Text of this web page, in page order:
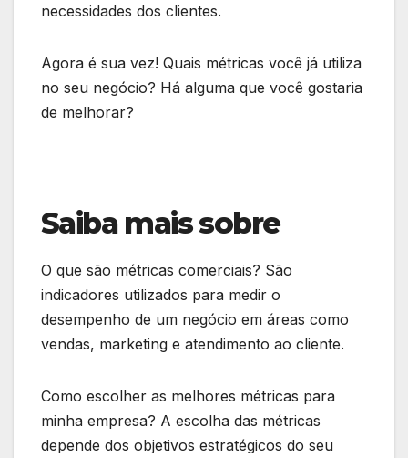
necessidades dos clientes.
Agora é sua vez! Quais métricas você já utiliza
no seu negócio? Há alguma que você gostaria
de melhorar?
Saiba mais sobre
O que são métricas comerciais? São
indicadores utilizados para medir o
desempenho de um negócio em áreas como
vendas, marketing e atendimento ao cliente.
Como escolher as melhores métricas para
minha empresa? A escolha das métricas
depende dos objetivos estratégicos do seu